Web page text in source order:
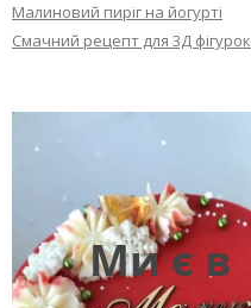
Малиновий пиріг на йогурті
Смачний рецепт для 3Д фігурок
Ми є в